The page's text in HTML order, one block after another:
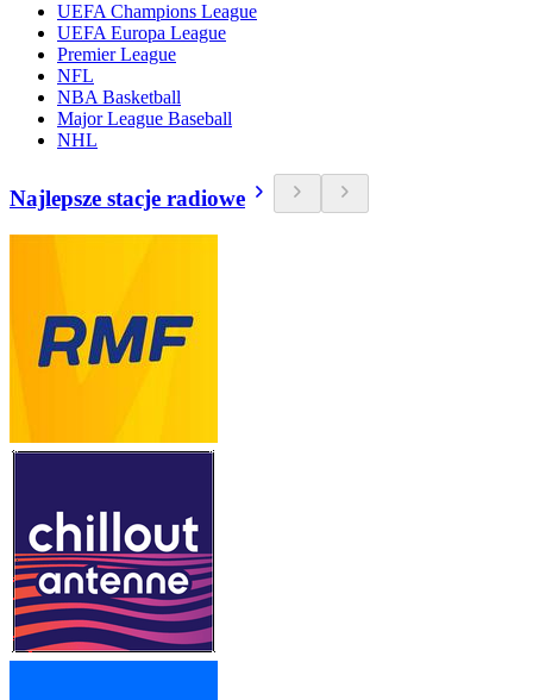
UEFA Champions League
UEFA Europa League
Premier League
NFL
NBA Basketball
Major League Baseball
NHL
Najlepsze stacje radiowe